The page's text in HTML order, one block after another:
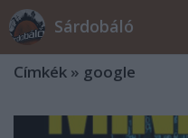
Sárdobáló
Címkék » google